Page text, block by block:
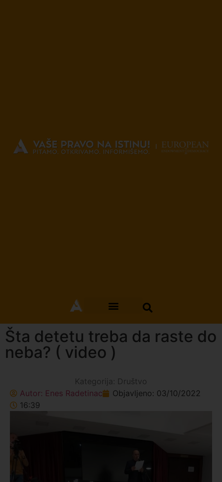
Šta detetu treba da raste do
neba? ( video )
Kategorija: Društvo
Autor: Enes Radetinac Objavljeno: 03/10/2022
16:39